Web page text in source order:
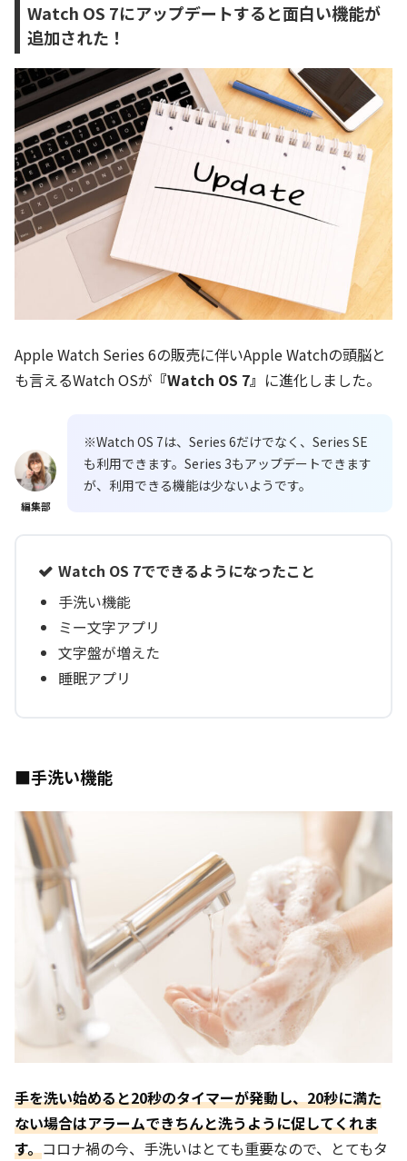
Watch OS 7にアップデートすると面白い機能が
追加された！
Apple Watch Series 6の販売に伴いApple Watchの頭脳と
も言えるWatch OSが 『Watch OS 7』 に進化しました。
編集部
※Watch OS 7は、Series 6だけでなく、Series SE
も利用できます。Series 3もアップデートできます
が、利用できる機能は少ないようです。
Watch OS 7でできるようになったこと
手洗い機能
ミー文字アプリ
文字盤が増えた
睡眠アプリ
■手洗い機能
手を洗い始めると20秒のタイマーが発動し、20秒に満た
ない場合はアラームできちんと洗うように促してくれま
す。コロナ禍の今、手洗いはとても重要なので、とてもタ